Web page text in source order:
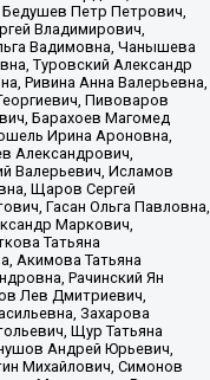
Бедушев Петр Петрович,
Владимирович,
Вадимовна, Чанышева
Туровский Александр
Ривина Анна Валерьевна,
Пивоваров
Барахоев Магомед
Ирина Ароновна,
Александрович,
Валерьевич, Исламов
Щаров Сергей
Гасан Ольга Павловна,
Маркович,
Татьяна
Акимова Татьяна
Рачинский Ян
Лев Дмитриевич,
Захарова
Щур Татьяна
Андрей Юрьевич,
Михайлович, Симонов